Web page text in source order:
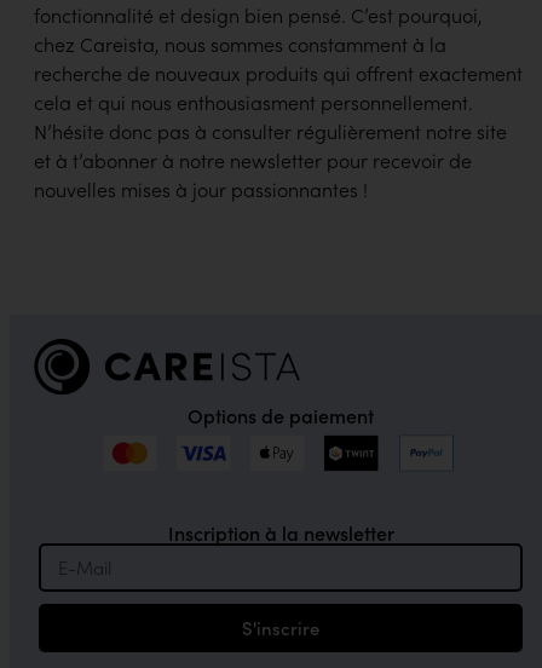
fonctionnalité et design bien pensé. C’est pourquoi,
chez Careista, nous sommes constamment à la
recherche de nouveaux produits qui offrent exactement
cela et qui nous enthousiasment personnellement.
N’hésite donc pas à consulter régulièrement notre site
et à t’abonner à notre newsletter pour recevoir de
nouvelles mises à jour passionnantes !
Options de paiement
Inscription à la newsletter
S'inscrire